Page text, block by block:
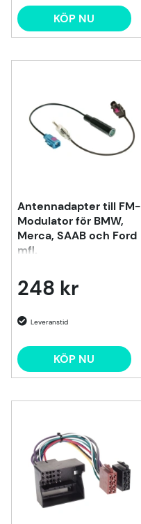
KÖP NU
Antennadapter till FM-
Modulator för BMW,
Merca, SAAB och Ford
mfl.
248 kr
KÖP NU